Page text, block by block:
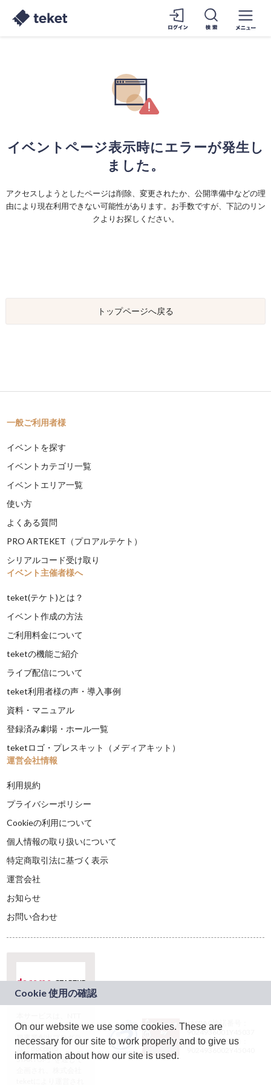
イベントページ表示時にエラーが発生し
ました。
アクセスしようとしたページは削除、変更されたか、公開準備中などの理
由により現在利用できない可能性があります。お手数ですが、下記のリン
クよりお探しください。
トップページへ戻る
一般ご利用者様
イベントを探す
イベントカテゴリ一覧
イベントエリア一覧
使い方
よくある質問
PRO ARTEKET（プロアルテケト）
シリアルコード受け取り
イベント主催者様へ
teket(テケト)とは？
イベント作成の方法
ご利用料金について
teketの機能ご紹介
ライブ配信について
teket利用者様の声・導入事例
資料・マニュアル
登録済み劇場・ホール一覧
teketロゴ・プレスキット（メディアキット）
運営会社情報
利用規約
プライバシーポリシー
Cookieの利用について
個人情報の取り扱いについて
特定商取引法に基づく表示
運営会社
お知らせ
お問い合わせ
ドコモグループの新
規事業創出プログラ
ム「docomo
STARTUP」を通じて
JASRAC許諾番号：
9024936001Y45037
JASRAC許諾番号：
On our website we use some cookies. These are
necessary for our site to work properly and to give us
information about how our site is used.